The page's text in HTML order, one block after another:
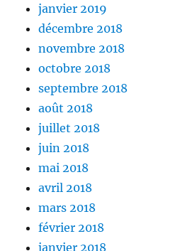
janvier 2019
décembre 2018
novembre 2018
octobre 2018
septembre 2018
août 2018
juillet 2018
juin 2018
mai 2018
avril 2018
mars 2018
février 2018
janvier 2018